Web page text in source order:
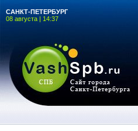
САНКТ-ПЕТЕРБУРГ
08 августа | 14:37